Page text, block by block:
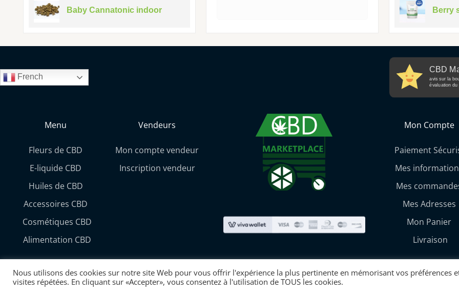
Baby Cannatonic indoor Berry
French
CBD
avis sur la
évaluation du
Menu
Fleurs de CBD
E-liquide CBD
Huiles de CBD
Accessoires CBD
Cosmétiques CBD
Alimentation CBD
Vendeurs
Mon compte vendeur
Inscription vendeur
Mon Compte
Paiement
Mes
Mes
Mes Adresses
Mon Panier
Livraison
CBD Marketplace Copyright © 2026 | Made
Nous utilisons des cookies sur notre site Web pour vous offrir l'expérience la plus pertinente en mémorisant vos préférences
visites répétées. En cliquant sur «Accepter», vous consentez à l'utilisation de TOUS les cookies.
{"status": false, "message": "Invalid nonce! Refresh your page and try again."}